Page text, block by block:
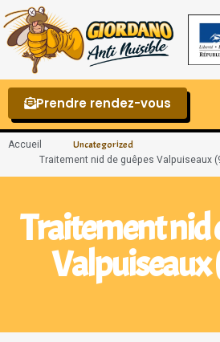
Prendre rendez-vous
Accueil Uncategorized
Traitement nid de guêpes Valpuiseaux
Traitement nid
Valpuiseaux